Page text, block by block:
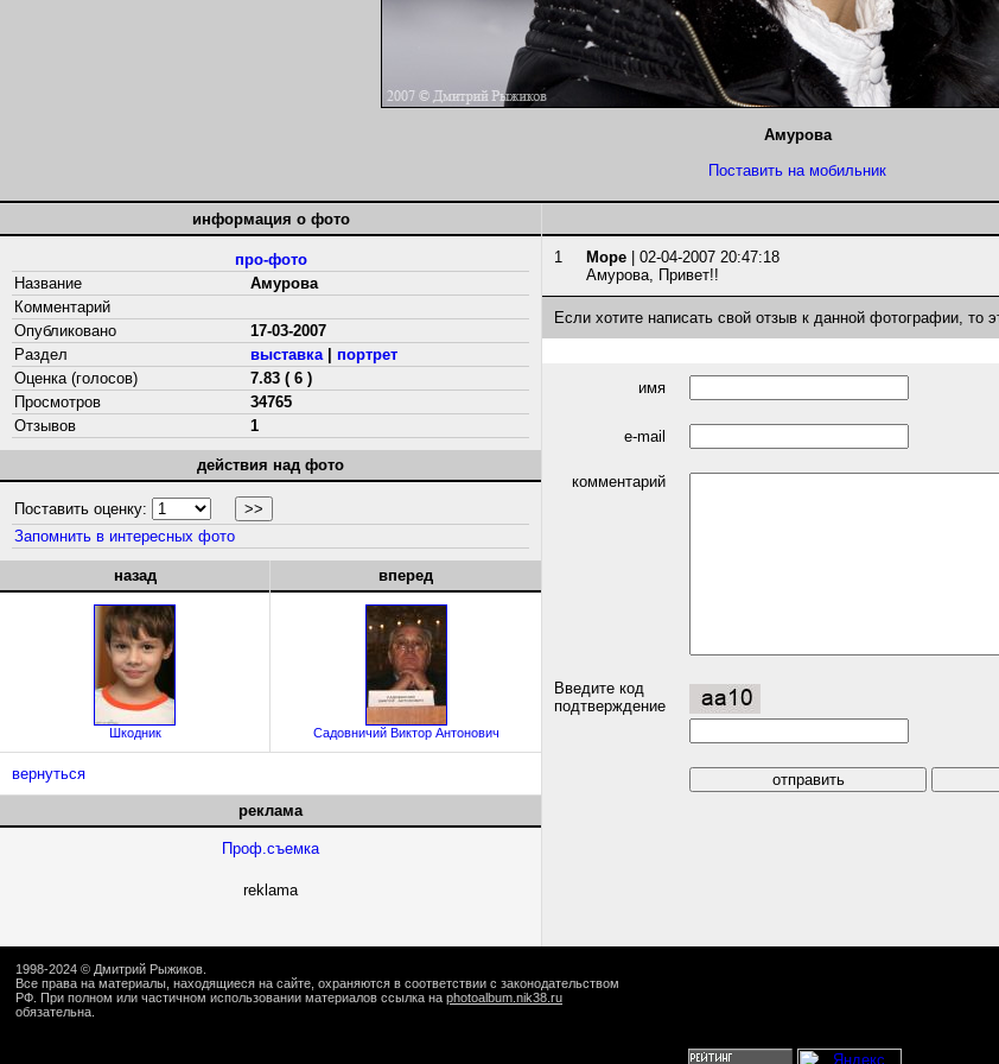
Амурова
Поставить на мобильник
информация о фото
про-фото
Название
Амурова
Комментарий
Опубликовано
17-03-2007
Раздел
выставка| портрет
Оценка (голосов)
7.83 ( 6 )
Просмотров
34765
Отзывов
1
действия над фото
Поставить оценку:
Запомнить в интересных фото
назад
Шкодник
вперед
Садовничий Виктор Антонович
вернуться
реклама
Проф.съемка
reklama
1 Море | 02-04-2007 20:47:18
Амурова, Привет!!
Если хотите написать свой отзыв к данной фотографии,
имя
e-mail
комментарий
Введите код
подтверждение
1998-2024 © Дмитрий Рыжиков
Все права на материалы, находящиеся на сайте, охраняются в соответствии с законодательством
РФ. При полном или частичном использовании материалов ссылка на photoalbum.nik38.ru
обязательна.